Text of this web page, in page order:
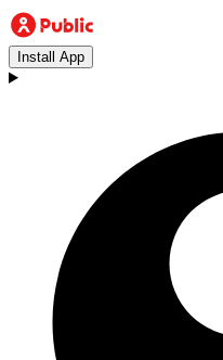
Install App